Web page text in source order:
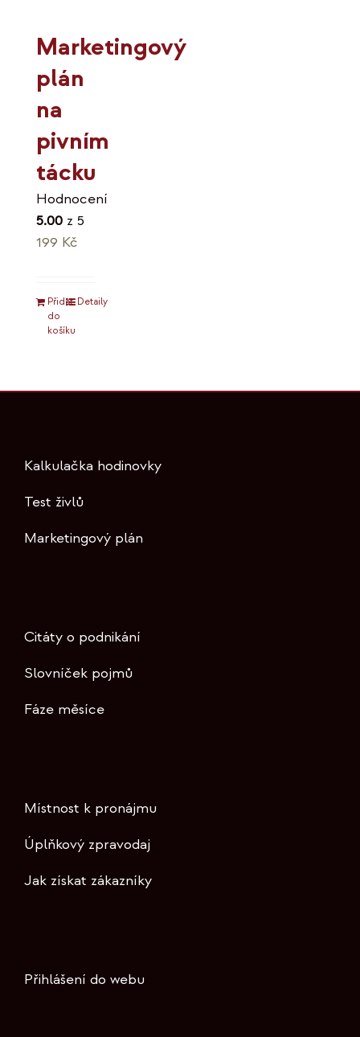
Marketingový
plán
na
pivním
tácku
Hodnocení
5.00 z 5
199 Kč
Přidat
do
košíku
Detaily
Kalkulačka hodinovky
Test živlů
Marketingový plán
Citáty o podnikání
Slovníček pojmů
Fáze měsíce
Místnost k pronájmu
Úplňkový zpravodaj
Jak získat zákazníky
Přihlášení do webu